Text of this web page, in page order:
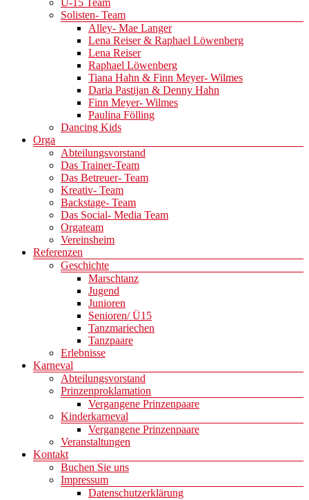
Ü-15 Team
Solisten- Team
Alley- Mae Langer
Lena Reiser & Raphael Löwenberg
Lena Reiser
Raphael Löwenberg
Tiana Hahn & Finn Meyer- Wilmes
Daria Pastijan & Denny Hahn
Finn Meyer- Wilmes
Paulina Fölling
Dancing Kids
Orga
Abteilungsvorstand
Das Trainer-Team
Das Betreuer- Team
Kreativ- Team
Backstage- Team
Das Social- Media Team
Orgateam
Vereinsheim
Referenzen
Geschichte
Marschtanz
Jugend
Junioren
Senioren/ Ü15
Tanzmariechen
Tanzpaare
Erlebnisse
Karneval
Abteilungsvorstand
Prinzenproklamation
Vergangene Prinzenpaare
Kinderkarneval
Vergangene Prinzenpaare
Veranstaltungen
Kontakt
Buchen Sie uns
Impressum
Datenschutzerklärung